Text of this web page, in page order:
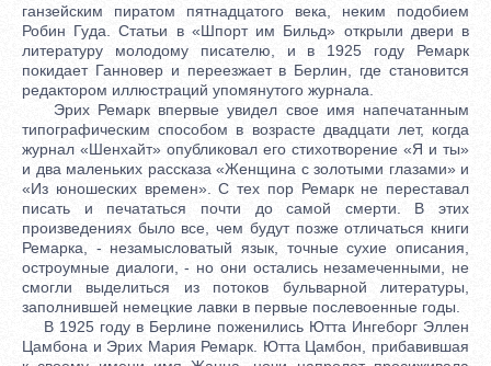
ганзейским пиратом пятнадцатого века, неким подобием
Робин Гуда. Статьи в «Шпорт им Бильд» открыли двери в
литературу молодому писателю, и в 1925 году Ремарк
покидает Ганновер и переезжает в Берлин, где становится
редактором иллюстраций упомянутого журнала.
Эрих Ремарк впервые увидел свое имя напечатанным
типографическим способом в возрасте двадцати лет, когда
журнал «Шенхайт» опубликовал его стихотворение «Я и ты»
и два маленьких рассказа «Женщина с золотыми глазами» и
«Из юношеских времен». С тех пор Ремарк не переставал
писать и печататься почти до самой смерти. В этих
произведениях было все, чем будут позже отличаться книги
Ремарка, - незамысловатый язык, точные сухие описания,
остроумные диалоги, - но они остались незамеченными, не
смогли выделиться из потоков бульварной литературы,
заполнившей немецкие лавки в первые послевоенные годы.
В 1925 году в Берлине поженились Ютта Ингеборг Эллен
Цамбона и Эрих Мария Ремарк. Ютта Цамбон, прибавившая